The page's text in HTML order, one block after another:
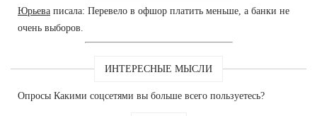
Юрьева писала: Перевело в офшор платить меньше, а банки не
очень выборов.
ИНТЕРЕСНЫЕ МЫСЛИ
Опросы Какими соцсетями вы больше всего пользуетесь?